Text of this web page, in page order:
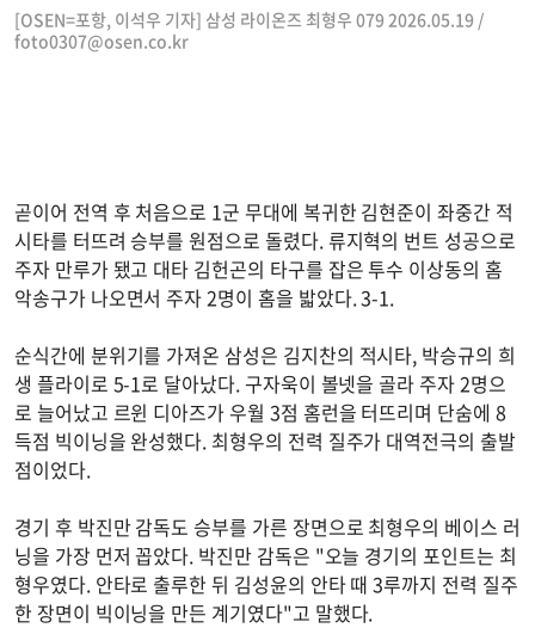
[OSEN=포항, 이석우 기자] 삼성 라이온즈 최형우 079 2026.05.19 /
foto0307@osen.co.kr
곧이어 전역 후 처음으로 1군 무대에 복귀한 김현준이 좌중간 적
시타를 터뜨려 승부를 원점으로 돌렸다. 류지혁의 번트 성공으로
주자 만루가 됐고 대타 김헌곤의 타구를 잡은 투수 이상동의 홈
악송구가 나오면서 주자 2명이 홈을 밟았다. 3-1.
순식간에 분위기를 가져온 삼성은 김지찬의 적시타, 박승규의 희
생 플라이로 5-1로 달아났다. 구자욱이 볼넷을 골라 주자 2명으
로 늘어났고 르윈 디아즈가 우월 3점 홈런을 터뜨리며 단숨에 8
득점 빅이닝을 완성했다. 최형우의 전력 질주가 대역전극의 출발
점이었다.
경기 후 박진만 감독도 승부를 가른 장면으로 최형우의 베이스 러
닝을 가장 먼저 꼽았다. 박진만 감독은 "오늘 경기의 포인트는 최
형우였다. 안타로 출루한 뒤 김성윤의 안타 때 3루까지 전력 질주
한 장면이 빅이닝을 만든 계기였다"고 말했다.